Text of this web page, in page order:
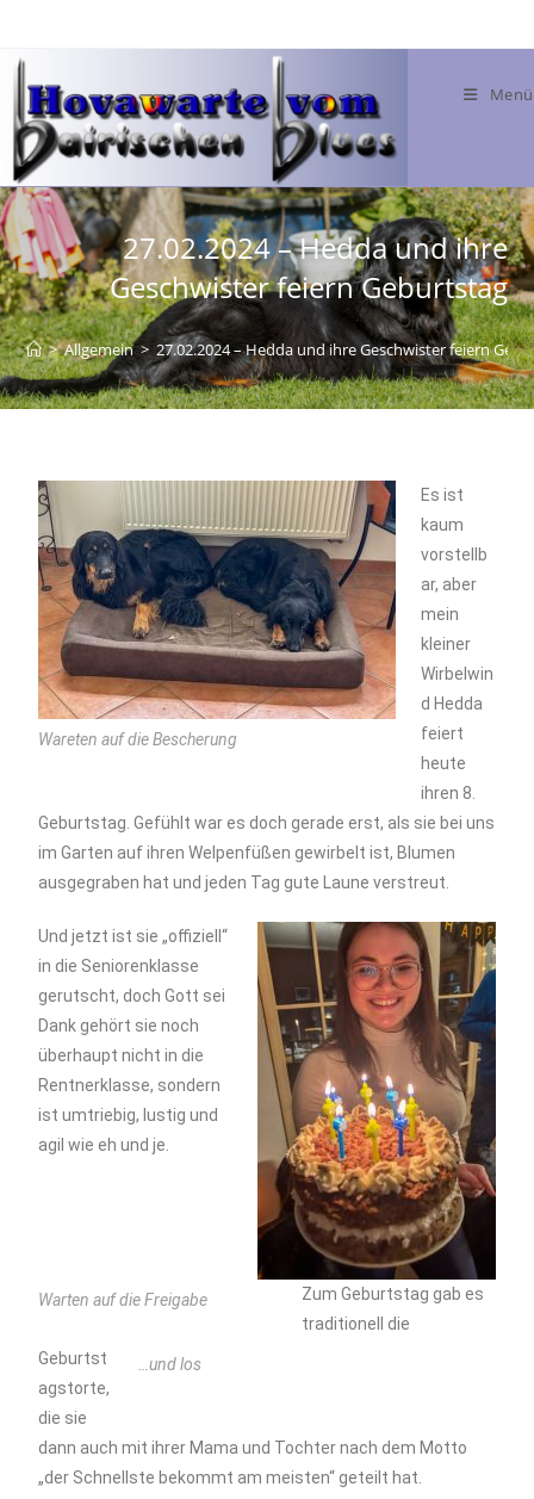
Menü
27.02.2024 – Hedda und ihre
Geschwister feiern Geburtstag
> Allgemein > 27.02.2024 – Hedda und ihre Geschwister feiern
Wareten auf die Bescherung
Es ist
kaum
vorstellb
ar, aber
mein
kleiner
Wirbelwin
d Hedda
feiert
heute
ihren 8.
Geburtstag. Gefühlt war es doch gerade erst, als sie bei uns
im Garten auf ihren Welpenfüßen gewirbelt ist, Blumen
ausgegraben hat und jeden Tag gute Laune verstreut.
Und jetzt ist sie „offiziell“
in die Seniorenklasse
gerutscht, doch Gott sei
Dank gehört sie noch
überhaupt nicht in die
Rentnerklasse, sondern
ist umtriebig, lustig und
agil wie eh und je.
Warten auf die Freigabe
…und los
Zum Geburtstag gab es
traditionell die
Geburtst
agstorte,
die sie
dann auch mit ihrer Mama und Tochter nach dem Motto
„der Schnellste bekommt am meisten“ geteilt hat.